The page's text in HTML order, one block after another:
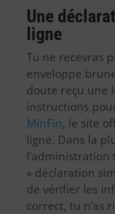
Une
ligne
Tu ne recevras
enveloppe
doute reçu une
instructions
MinFin, le site
ligne. Dans la
« déclaration
de vérifier les
correct, tu n’as